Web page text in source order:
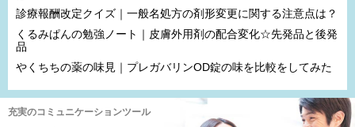
診療報酬改定クイズ｜一般名処方の剤形変更に関する注意点は？
くるみぱんの勉強ノート｜皮膚外用剤の配合変化☆先発品と後発
品
やくちちの薬の味見｜プレガバリンOD錠の味を比較をしてみた
充実のコミュニケーションツール